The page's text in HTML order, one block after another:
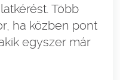
Több
ha közben pont
egyszer már